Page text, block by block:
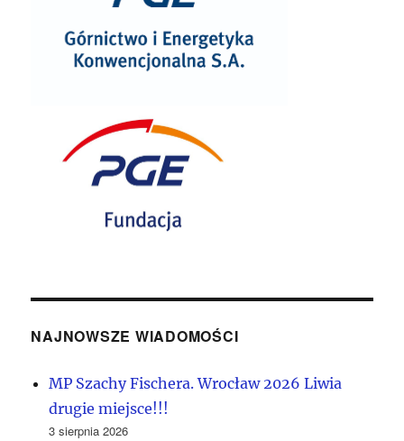
NAJNOWSZE WIADOMOŚCI
MP Szachy Fischera. Wrocław 2026 Liwia
drugie miejsce!!!
3 sierpnia 2026